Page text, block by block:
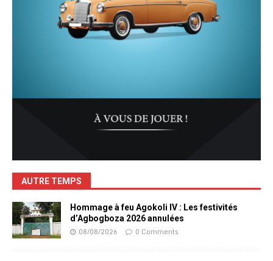
AUTRE TEMPS
Hommage à feu Agokoli IV : Les festivités
d’Agbogboza 2026 annulées
08/08/2026 0 Comments